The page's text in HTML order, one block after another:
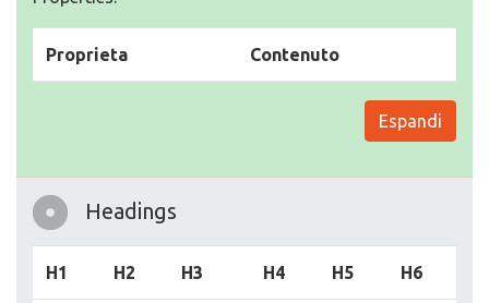
Proprieta Contenuto
Espandi
Headings
H1 H2 H3 H4 H5 H6